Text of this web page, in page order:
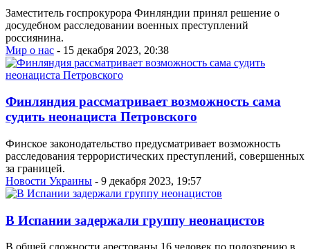
Заместитель госпрокурора Финляндии принял решение о
досудебном расследовании военных преступлений
россиянина.
Мир о нас - 15 декабря 2023, 20:38
Финляндия рассматривает возможность сама
судить неонациста Петровского
Финское законодательство предусматривает возможность
расследования террористических преступлений, совершенных
за границей.
Новости Украины - 9 декабря 2023, 19:57
В Испании задержали группу неонацистов